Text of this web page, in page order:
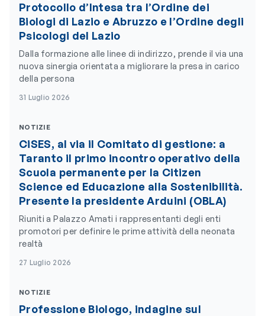
Protocollo d’Intesa tra l’Ordine dei
Biologi di Lazio e Abruzzo e l’Ordine degli
Psicologi del Lazio
Dalla formazione alle linee di indirizzo, prende il via una
nuova sinergia orientata a migliorare la presa in carico
della persona
31 Luglio 2026
NOTIZIE
CiSES, al via il Comitato di gestione: a
Taranto il primo incontro operativo della
Scuola permanente per la Citizen
Science ed Educazione alla Sostenibilità.
Presente la presidente Arduini (OBLA)
Riuniti a Palazzo Amati i rappresentanti degli enti
promotori per definire le prime attività della neonata
realtà
27 Luglio 2026
NOTIZIE
Professione Biologo, indagine sul